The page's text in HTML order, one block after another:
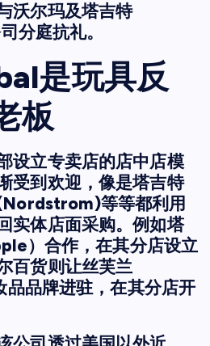
沃尔玛及塔吉特
分庭抗礼。
是玩具反
板
设立专卖店的店中店模
受到欢迎，像是塔吉特
等等都利用
实体店面采购。例如塔
）合作，在其分店设立
百货则让丝芙兰
品品牌进驻，在其分店开